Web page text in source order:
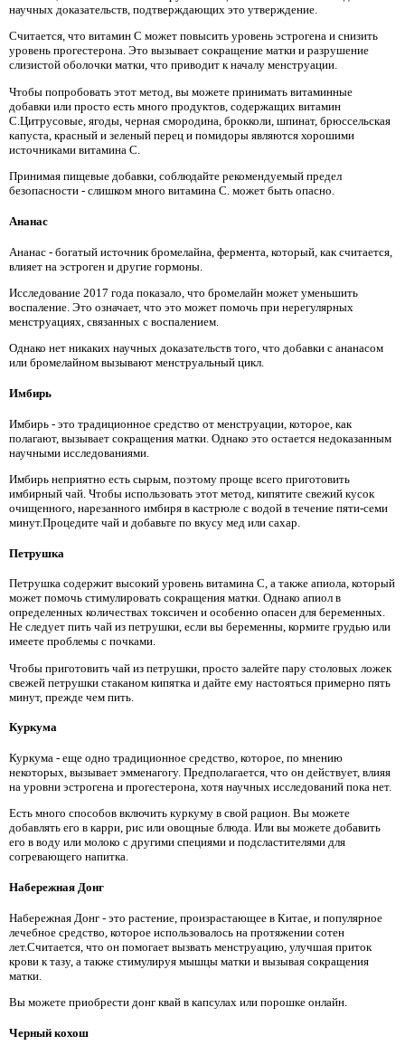
научных доказательств, подтверждающих это утверждение.
Считается, что витамин С может повысить уровень эстрогена и снизить
уровень прогестерона. Это вызывает сокращение матки и разрушение
слизистой оболочки матки, что приводит к началу менструации.
Чтобы попробовать этот метод, вы можете принимать витаминные
добавки или просто есть много продуктов, содержащих витамин
С.Цитрусовые, ягоды, черная смородина, брокколи, шпинат, брюссельская
капуста, красный и зеленый перец и помидоры являются хорошими
источниками витамина С.
Принимая пищевые добавки, соблюдайте рекомендуемый предел
безопасности - слишком много витамина С. может быть опасно.
Ананас
Ананас - богатый источник бромелайна, фермента, который, как считается,
влияет на эстроген и другие гормоны.
Исследование 2017 года показало, что бромелайн может уменьшить
воспаление. Это означает, что это может помочь при нерегулярных
менструациях, связанных с воспалением.
Однако нет никаких научных доказательств того, что добавки с ананасом
или бромелайном вызывают менструальный цикл.
Имбирь
Имбирь - это традиционное средство от менструации, которое, как
полагают, вызывает сокращения матки. Однако это остается недоказанным
научными исследованиями.
Имбирь неприятно есть сырым, поэтому проще всего приготовить
имбирный чай. Чтобы использовать этот метод, кипятите свежий кусок
очищенного, нарезанного имбиря в кастрюле с водой в течение пяти-семи
минут.Процедите чай и добавьте по вкусу мед или сахар.
Петрушка
Петрушка содержит высокий уровень витамина С, а также апиола, который
может помочь стимулировать сокращения матки. Однако апиол в
определенных количествах токсичен и особенно опасен для беременных.
Не следует пить чай из петрушки, если вы беременны, кормите грудью или
имеете проблемы с почками.
Чтобы приготовить чай из петрушки, просто залейте пару столовых ложек
свежей петрушки стаканом кипятка и дайте ему настояться примерно пять
минут, прежде чем пить.
Куркума
Куркума - еще одно традиционное средство, которое, по мнению
некоторых, вызывает эмменагогу. Предполагается, что он действует, влияя
на уровни эстрогена и прогестерона, хотя научных исследований пока нет.
Есть много способов включить куркуму в свой рацион. Вы можете
добавлять его в карри, рис или овощные блюда. Или вы можете добавить
его в воду или молоко с другими специями и подсластителями для
согревающего напитка.
Набережная Донг
Набережная Донг - это растение, произрастающее в Китае, и популярное
лечебное средство, которое использовалось на протяжении сотен
лет.Считается, что он помогает вызвать менструацию, улучшая приток
крови к тазу, а также стимулируя мышцы матки и вызывая сокращения
матки.
Вы можете приобрести донг квай в капсулах или порошке онлайн.
Черный кохош